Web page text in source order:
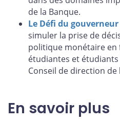
de la Banque.
Le Défi du gouverneur
simuler la prise de
politique monétaire en
étudiantes et
Conseil de direction de
En savoir plus